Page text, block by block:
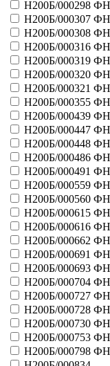
21016 -
21017 -
21020 - 3
21023 -
21027 -
21074 -
Больше
М-Интерактив
41062 -
41063 -
Больше
МАЗБ
31059 -
21007 -
31020 -
Больше
Медицина и
21073 -
Больше
Миг-Lotto
31009 -
31012 -
31016 -
31017 -
31018 -
31044 -
31046 - 6
Больше
Н200Б/000298
Н200Б/000307
Н200Б/000308
Н200Б/000316
Н200Б/000319
Н200Б/000320
Н200Б/000321
Н200Б/000355
Н200Б/000439
Н200Б/000447
Н200Б/000448
Н200Б/000486
Н200Б/000491
Н200Б/000559
Н200Б/000560
Н200Б/000615
Н200Б/000616
Н200Б/000662
Н200Б/000691
Н200Б/000693
Н200Б/000704
Н200Б/000727
Н200Б/000728
Н200Б/000730
Н200Б/000753
Н200Б/000798